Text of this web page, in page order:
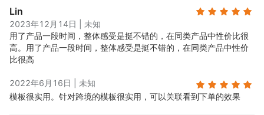
Lin
2023年12月14日
未知
用了产品一段时间，整体感受是挺不错的，在同类产品中性价比很
高。
用了产品一段时间，整体感受是挺不错的，在同类产品中性价
比很高
2022年6月16日
未知
模板很实用。 针对跨境的模板很实用，可以关联看到下单的效果